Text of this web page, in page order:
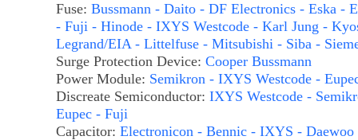
Fuse: Bussmann - Daito - DF Electronics - Eska -
- Fuji - Hinode - IXYS Westcode - Karl Jung -
Legrand/EIA - Littelfuse - Mitsubishi - Siba -
Surge Protection Device: Cooper Bussmann
Power Module: Semikron - IXYS Westcode -
Discreate Semiconductor: IXYS Westcode -
Eupec - Fuji
Capacitor: Electronicon - Bennic - IXYS - Daewoo